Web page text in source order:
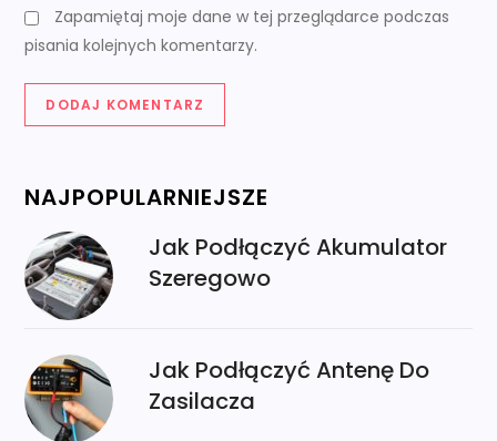
Zapamiętaj moje dane w tej przeglądarce podczas
pisania kolejnych komentarzy.
NAJPOPULARNIEJSZE
Jak Podłączyć Akumulator
Szeregowo
Jak Podłączyć Antenę Do
Zasilacza